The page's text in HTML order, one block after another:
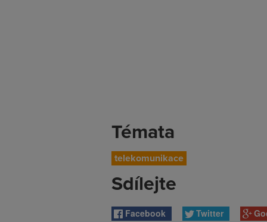
Témata
telekomunikace
Sdílejte
Facebook Twitter